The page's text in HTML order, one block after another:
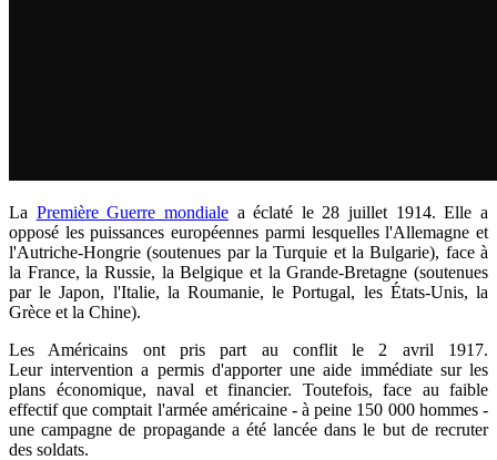
La Première Guerre mondialea éclaté le 28 juillet 1914. Elle a
opposé les puissances européennes parmi lesquelles l'Allemagne et
l'Autriche-Hongrie (soutenues par la Turquie et la Bulgarie), face à
la France, la Russie, la Belgique et la Grande-Bretagne (soutenues
par le Japon, l'Italie, la Roumanie, le Portugal, les États-Unis, la
Grèce et la Chine).
Les Américains ont pris part au conflit le 2 avril 1917.
Leur intervention a permis d'apporter une aide immédiate sur les
plans économique, naval et financier. Toutefois, face au faible
effectif que comptait l'armée américaine - à peine 150 000 hommes -
une campagne de propagande a été lancée dans le but de recruter
des soldats.